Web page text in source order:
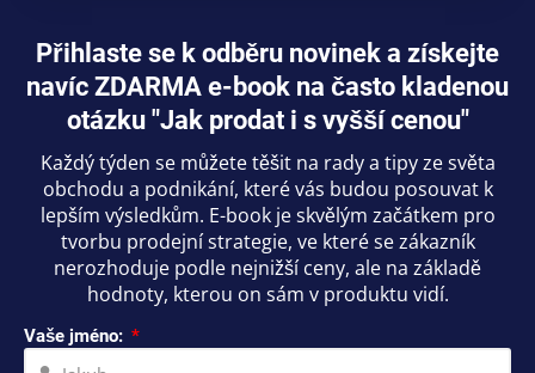
Přihlaste se k odběru novinek a získejte
navíc ZDARMA e-book na často kladenou
otázku "Jak prodat i s vyšší cenou"
Každý týden se můžete těšit na rady a tipy ze světa
obchodu a podnikání, které vás budou posouvat k
lepším výsledkům. E-book je skvělým začátkem pro
tvorbu prodejní strategie, ve které se zákazník
nerozhoduje podle nejnižší ceny, ale na základě
hodnoty, kterou on sám v produktu vidí.
Vaše jméno: